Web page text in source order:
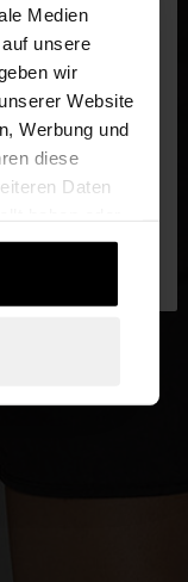
Medien
unsere
wir
Website
Werbung und
diese
Daten
Dienste
Website zu.
States